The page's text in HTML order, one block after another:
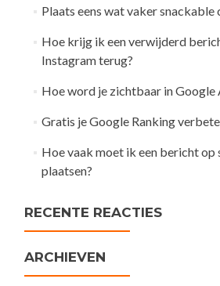
Plaats eens wat vaker snackable
Hoe krijg ik een verwijderd
Instagram terug?
Hoe word je zichtbaar in Google
Gratis je Google Ranking
Hoe vaak moet ik een bericht op
plaatsen?
RECENTE REACTIES
ARCHIEVEN